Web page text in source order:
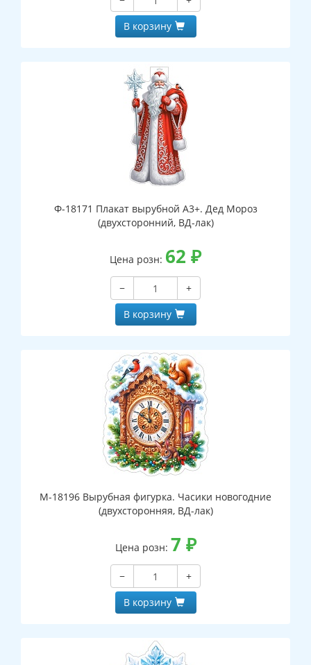
В корзину
Ф-18171 Плакат вырубной А3+. Дед Мороз
(двухсторонний, ВД-лак)
Цена розн: 62 ₽
−
+
В корзину
М-18196 Вырубная фигурка. Часики новогодние
(двухсторонняя, ВД-лак)
Цена розн: 7 ₽
−
+
В корзину